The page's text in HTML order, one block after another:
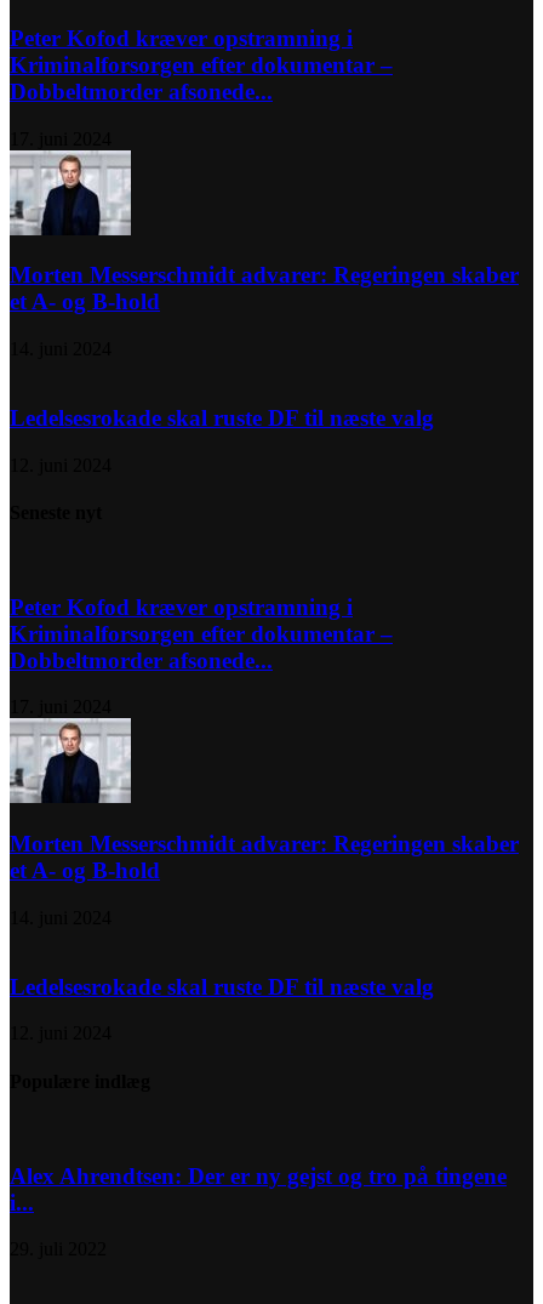
Peter Kofod kræver opstramning i
Kriminalforsorgen efter dokumentar –
Dobbeltmorder afsonede...
Morten Messerschmidt advarer: Regeringen skaber
et A- og B-hold
Ledelsesrokade skal ruste DF til næste valg
Peter Kofod kræver opstramning i
Kriminalforsorgen efter dokumentar –
Dobbeltmorder afsonede...
Morten Messerschmidt advarer: Regeringen skaber
et A- og B-hold
Ledelsesrokade skal ruste DF til næste valg
Alex Ahrendtsen: Der er ny gejst og tro på tingene
i...